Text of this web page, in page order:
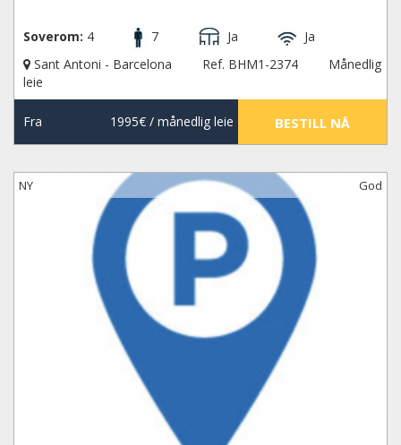
Soverom: 4 7 Ja
Ja
Sant Antoni - Barcelona
Ref. BHM1-2374
Månedlig
leie
Fra 1995€/ månedlig leie BESTILL NÅ
NY God